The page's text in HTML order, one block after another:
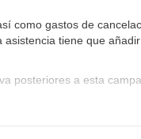
como gastos de
tiene que
posteriores a esta